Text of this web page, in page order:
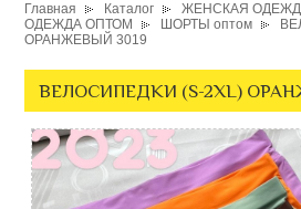
Главная Каталог ЖЕНСКАЯ
ОДЕЖДА ОПТОМ
ШОРТЫ оптом
ОРАНЖЕВЫЙ 3019
ВЕЛОСИПЕДКИ (S-2XL)